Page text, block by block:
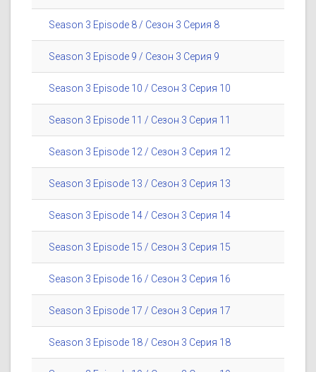
Season 3 Episode 8 / Сезон 3 Серия 8
Season 3 Episode 9 / Сезон 3 Серия 9
Season 3 Episode 10 / Сезон 3 Серия 10
Season 3 Episode 11 / Сезон 3 Серия 11
Season 3 Episode 12 / Сезон 3 Серия 12
Season 3 Episode 13 / Сезон 3 Серия 13
Season 3 Episode 14 / Сезон 3 Серия 14
Season 3 Episode 15 / Сезон 3 Серия 15
Season 3 Episode 16 / Сезон 3 Серия 16
Season 3 Episode 17 / Сезон 3 Серия 17
Season 3 Episode 18 / Сезон 3 Серия 18